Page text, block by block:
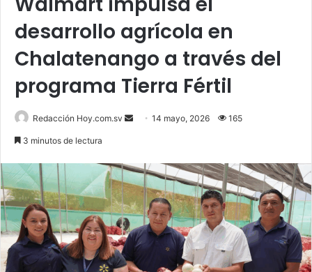
desarrollo agrícola en
Chalatenango a través del
programa Tierra Fértil
Redacción Hoy.com.sv
Send14 mayo, 2026 165
3 minutos de lectura